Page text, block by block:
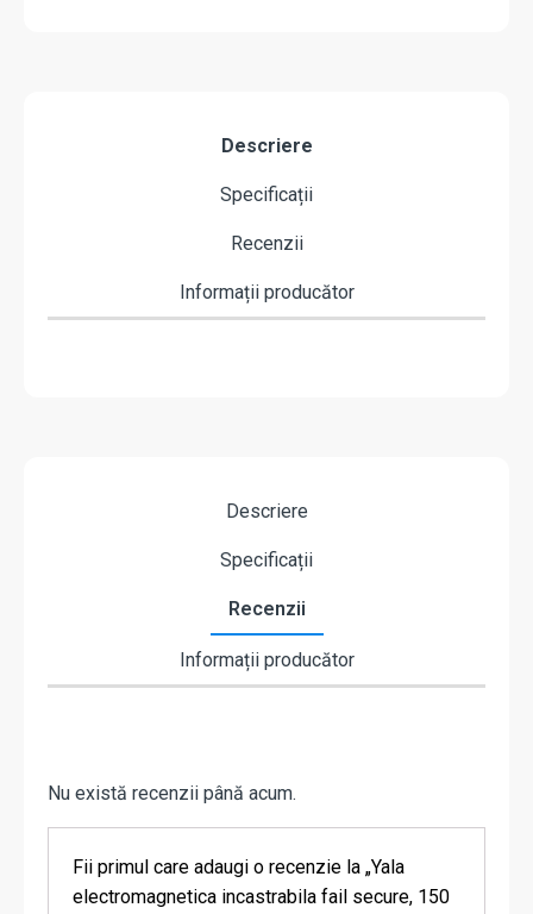
Descriere
Specificații
Recenzii
Informații producător
Descriere
Specificații
Recenzii
Informații producător
Nu există recenzii până acum.
Fii primul care adaugi o recenzie la „Yala
electromagnetica incastrabila fail secure, 150